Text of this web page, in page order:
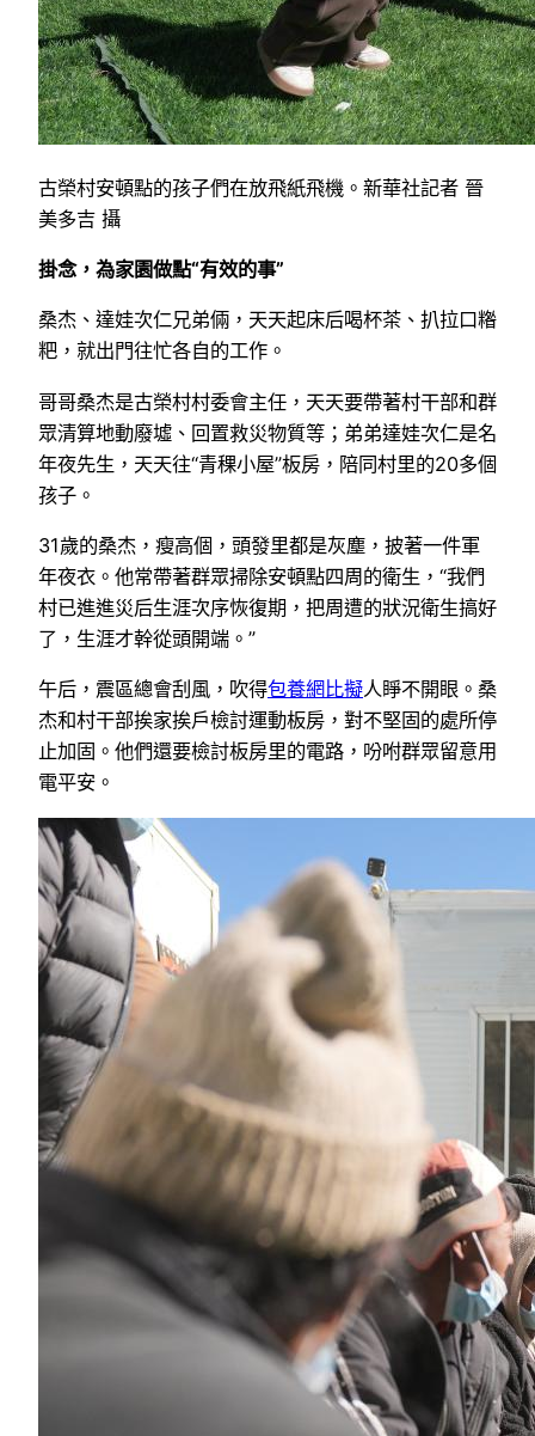
古榮村安頓點的孩子們在放飛紙飛機。新華社記者 晉
美多吉 攝
掛念，為家園做點“有效的事”
桑杰、達娃次仁兄弟倆，天天起床后喝杯茶、扒拉口糌
粑，就出門往忙各自的工作。
哥哥桑杰是古榮村村委會主任，天天要帶著村干部和群
眾清算地動廢墟、回置救災物質等；弟弟達娃次仁是名
年夜先生，天天往“青稞小屋”板房，陪同村里的20多個
孩子。
31歲的桑杰，瘦高個，頭發里都是灰塵，披著一件軍
年夜衣。他常帶著群眾掃除安頓點四周的衛生，“我們
村已進進災后生涯次序恢復期，把周遭的狀況衛生搞好
了，生涯才幹從頭開端。”
午后，震區總會刮風，吹得包養網比擬人睜不開眼。桑
杰和村干部挨家挨戶檢討運動板房，對不堅固的處所停
止加固。他們還要檢討板房里的電路，吩咐群眾留意用
電平安。